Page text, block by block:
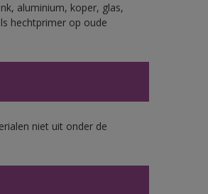
aluminium, koper, glas,
hechtprimer op oude
niet uit onder de